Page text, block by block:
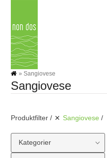
content
»Sangiovese
Sangiovese
Produktfilter Sangiovese
Kategorier